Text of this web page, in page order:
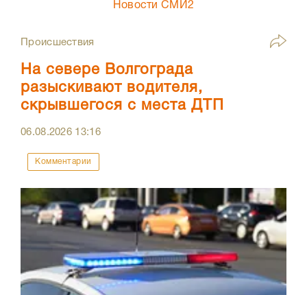
Новости СМИ2
Происшествия
На севере Волгограда
разыскивают водителя,
скрывшегося с места ДТП
06.08.2026 13:16
Комментарии